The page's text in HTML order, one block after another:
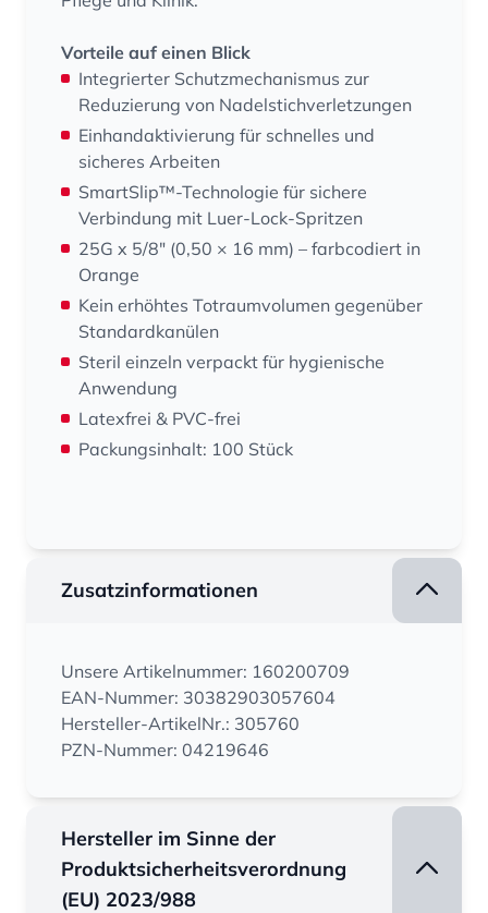
Vorteile auf einen Blick
Integrierter Schutzmechanismus zur
Reduzierung von Nadelstichverletzungen
Einhandaktivierung für schnelles und
sicheres Arbeiten
SmartSlip™-Technologie für sichere
Verbindung mit Luer-Lock-Spritzen
25G x 5/8" (0,50 × 16 mm) – farbcodiert in
Orange
Kein erhöhtes Totraumvolumen gegenüber
Standardkanülen
Steril einzeln verpackt für hygienische
Anwendung
Latexfrei & PVC-frei
Packungsinhalt: 100 Stück
Zusatzinformationen
Unsere Artikelnummer: 160200709
EAN-Nummer: 30382903057604
Hersteller-ArtikelNr.: 305760
PZN-Nummer: 04219646
Hersteller im Sinne der
Produktsicherheitsverordnung
(EU) 2023/988